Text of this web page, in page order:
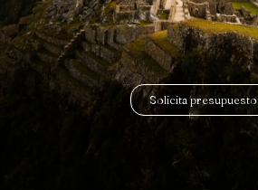
Solicita presupuesto